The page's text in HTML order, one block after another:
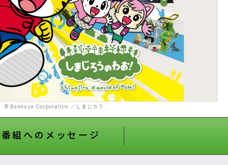
© Benesse Corporation ／しまじろう
番組へのメッセージ